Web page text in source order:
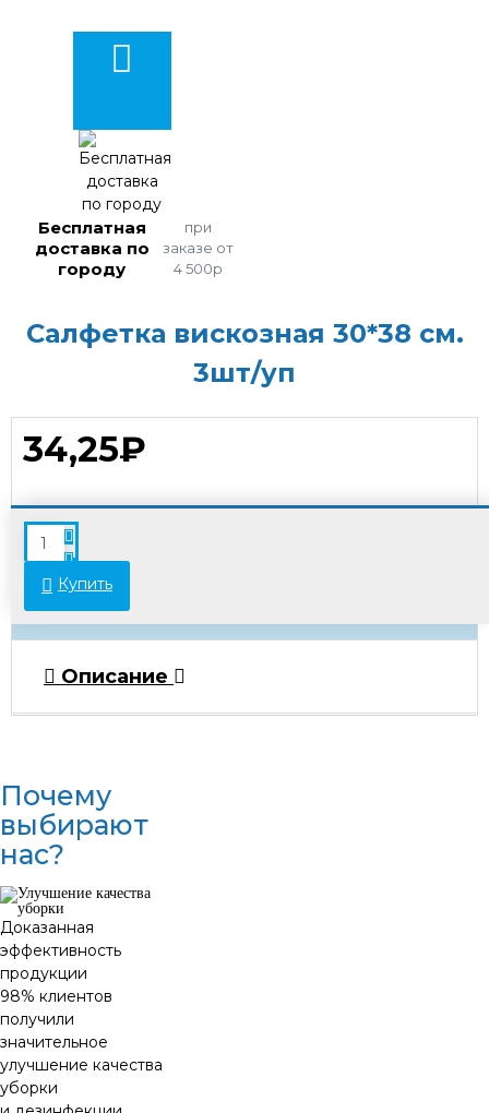
Бесплатная
доставка по
городу
при
заказе от
4 500р
Салфетка вискозная 30*38 см.
3шт/уп
34,25₽
Купить
В связи с переоценкой товара стоимость
некоторых позиций может отличаться от
указанной на сайте. Просьба уточнять актуальные
Описание
Почему
выбирают
нас?
Доказанная
эффективность
продукции
98% клиентов
получили
значительное
улучшение качества
уборки